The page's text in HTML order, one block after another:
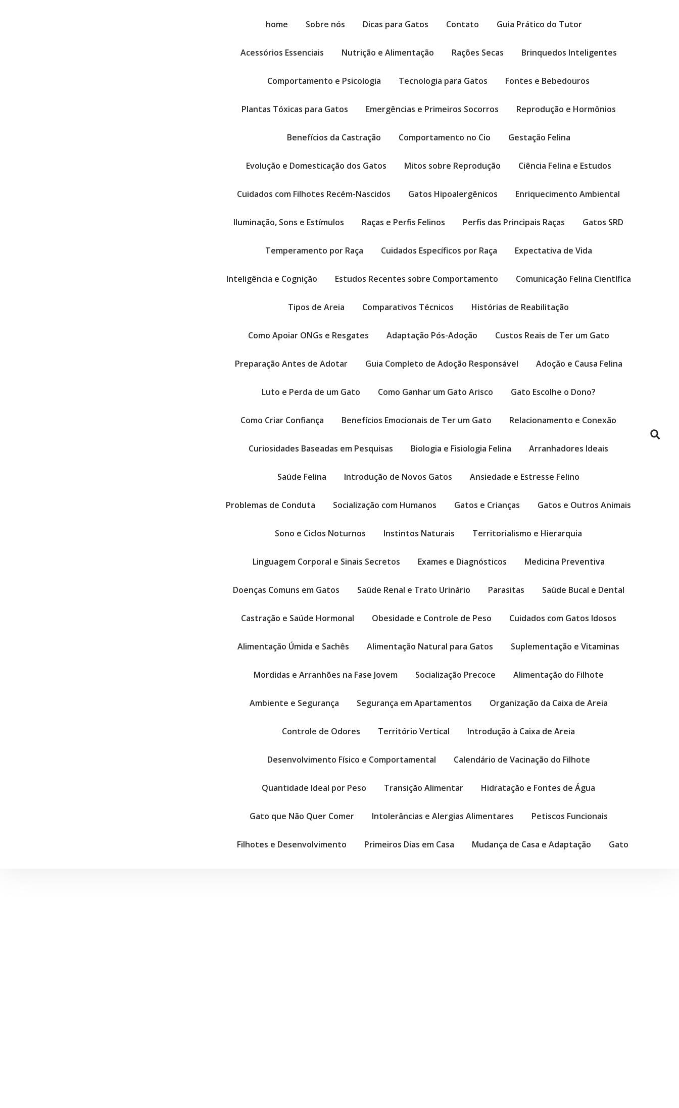
home Sobre nós Dicas para Gatos Contato Guia Prático do Tutor
Acessórios Essenciais Nutrição e Alimentação Rações Secas Brinquedos Inteligentes
Comportamento e Psicologia Tecnologia para Gatos Fontes e Bebedouros
Plantas Tóxicas para Gatos Emergências e Primeiros Socorros Reprodução e Hormônios
Benefícios da Castração Comportamento no Cio Gestação Felina
Evolução e Domesticação dos Gatos Mitos sobre Reprodução Ciência Felina e Estudos
Cuidados com Filhotes Recém-Nascidos Gatos Hipoalergênicos Enriquecimento Ambiental
Iluminação, Sons e Estímulos Raças e Perfis Felinos Perfis das Principais Raças Gatos SRD
Temperamento por Raça Cuidados Específicos por Raça Expectativa de Vida
Inteligência e Cognição Estudos Recentes sobre Comportamento Comunicação Felina Científica
Tipos de Areia Comparativos Técnicos Histórias de Reabilitação
Como Apoiar ONGs e Resgates Adaptação Pós-Adoção Custos Reais de Ter um Gato
Preparação Antes de Adotar Guia Completo de Adoção Responsável Adoção e Causa Felina
Luto e Perda de um Gato Como Ganhar um Gato Arisco Gato Escolhe o Dono?
Como Criar Confiança Benefícios Emocionais de Ter um Gato Relacionamento e Conexão
Curiosidades Baseadas em Pesquisas Biologia e Fisiologia Felina Arranhadores Ideais
Saúde Felina Introdução de Novos Gatos Ansiedade e Estresse Felino
Problemas de Conduta Socialização com Humanos Gatos e Crianças Gatos e Outros Animais
Sono e Ciclos Noturnos Instintos Naturais Territorialismo e Hierarquia
Linguagem Corporal e Sinais Secretos Exames e Diagnósticos Medicina Preventiva
Doenças Comuns em Gatos Saúde Renal e Trato Urinário Parasitas Saúde Bucal e Dental
Castração e Saúde Hormonal Obesidade e Controle de Peso Cuidados com Gatos Idosos
Alimentação Úmida e Sachês Alimentação Natural para Gatos Suplementação e Vitaminas
Mordidas e Arranhões na Fase Jovem Socialização Precoce Alimentação do Filhote
Ambiente e Segurança Segurança em Apartamentos Organização da Caixa de Areia
Controle de Odores Território Vertical Introdução à Caixa de Areia
Desenvolvimento Físico e Comportamental Calendário de Vacinação do Filhote
Quantidade Ideal por Peso Transição Alimentar Hidratação e Fontes de Água
Gato que Não Quer Comer Intolerâncias e Alergias Alimentares Petiscos Funcionais
Filhotes e Desenvolvimento Primeiros Dias em Casa Mudança de Casa e Adaptação Gato